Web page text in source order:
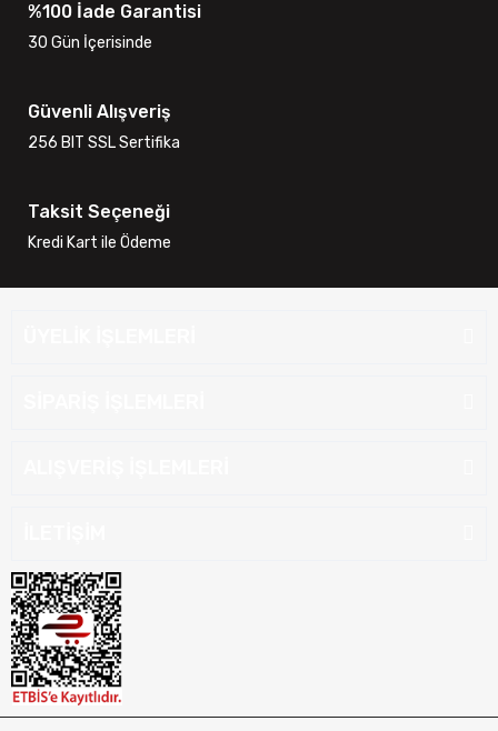
%100 İade Garantisi
30 Gün İçerisinde
Güvenli Alışveriş
256 BIT SSL Sertifika
Taksit Seçeneği
Kredi Kart ile Ödeme